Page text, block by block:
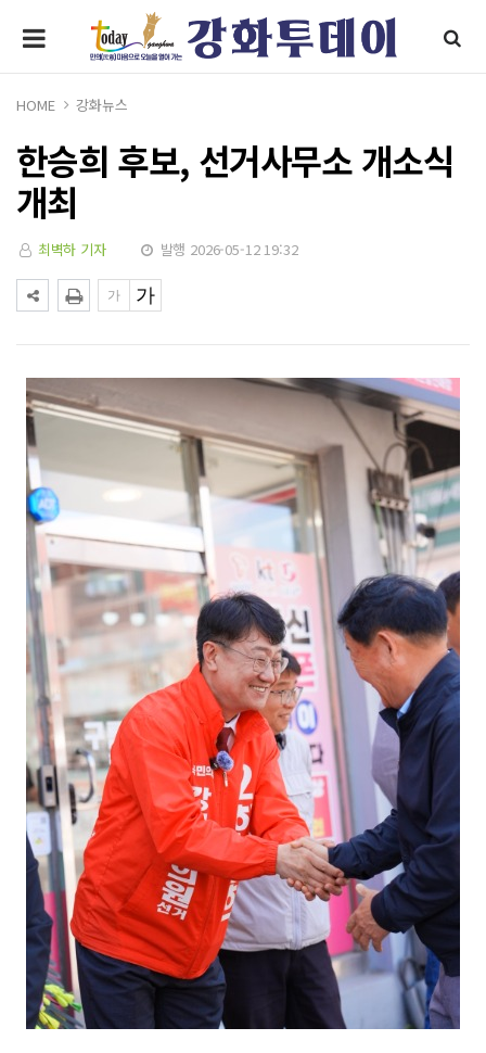
HOME 강화뉴스
한승희 후보, 선거사무소 개소식
개최
최벽하 기자 발행 2026-05-12 19:32